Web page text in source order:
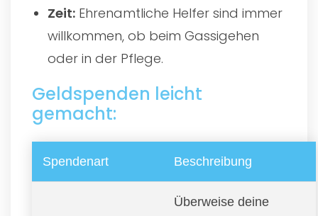
Zeit: Ehrenamtliche Helfer sind immer
willkommen, ob beim Gassigehen
oder in der Pflege.
Geldspenden leicht
gemacht:
Spendenart Beschreibung
Überweise deine